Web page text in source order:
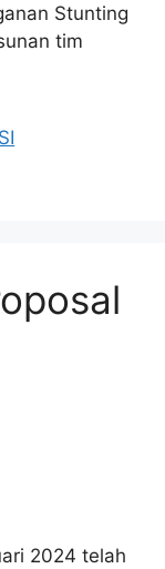
Stunting
tim
2024 telah